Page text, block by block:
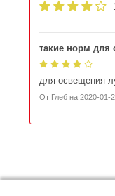
такие норм для
для освещения
От Глеб на 2020-01-